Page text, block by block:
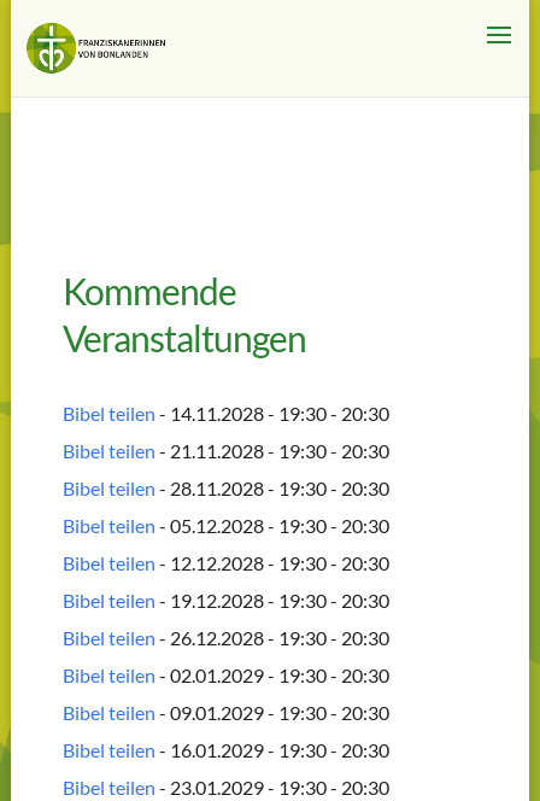
Kommende
Veranstaltungen
Bibel teilen - 14.11.2028 - 19:30 - 20:30
Bibel teilen - 21.11.2028 - 19:30 - 20:30
Bibel teilen - 28.11.2028 - 19:30 - 20:30
Bibel teilen - 05.12.2028 - 19:30 - 20:30
Bibel teilen - 12.12.2028 - 19:30 - 20:30
Bibel teilen - 19.12.2028 - 19:30 - 20:30
Bibel teilen - 26.12.2028 - 19:30 - 20:30
Bibel teilen - 02.01.2029 - 19:30 - 20:30
Bibel teilen - 09.01.2029 - 19:30 - 20:30
Bibel teilen - 16.01.2029 - 19:30 - 20:30
Bibel teilen - 23.01.2029 - 19:30 - 20:30